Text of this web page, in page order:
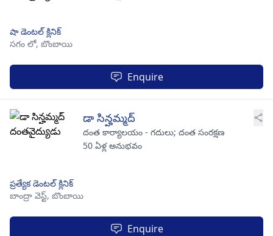
షా డెంటల్ క్లినిక్
సగం లో, బొంబాయి
Enquire
డా సిన్హమ్మద్
దంత కార్యాలయం - గదులు; దంత సంరక్షణ
50 ఏళ్ల అనుభవం
ప్రత్యేక డెంటల్ క్లినిక్
బాంద్రా వెస్ట్, బొంబాయి
Enquire